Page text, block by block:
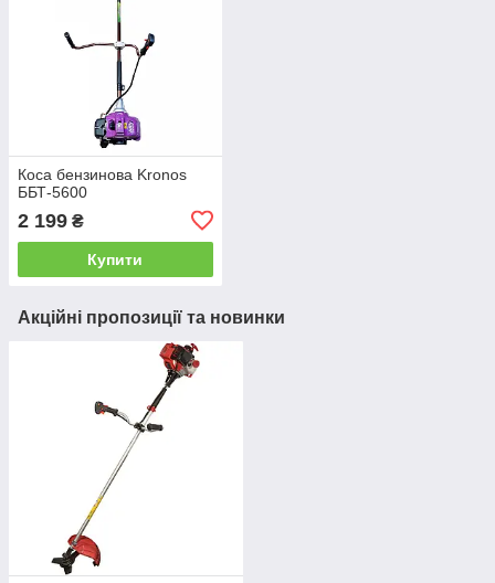
Коса бензинова Kronos
ББТ-5600
2 199 ₴
Купити
Акційні пропозиції та новинки